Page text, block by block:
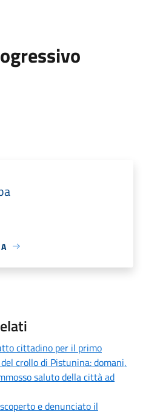
cittadino per il primo
crollo di Pistunina: domani,
saluto della città ad
e denunciato il